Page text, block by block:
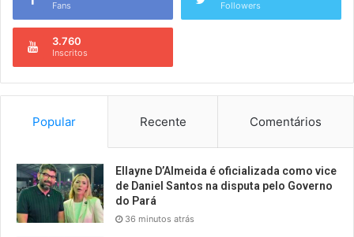
Fans Followers
3.760
Inscritos
Popular Recente Comentários
Ellayne D’Almeida é oficializada como vice
de Daniel Santos na disputa pelo Governo
do Pará
36 minutos atrás